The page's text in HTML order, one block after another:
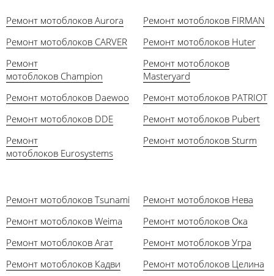
Ремонт мотоблоков Aurora
Ремонт мотоблоков CARVER
Ремонт
мотоблоков Champion
Ремонт мотоблоков Daewoo
Ремонт мотоблоков DDE
Ремонт
мотоблоков Eurosystems
Ремонт мотоблоков FIRMAN
Ремонт мотоблоков Huter
Ремонт мотоблоков
Masteryard
Ремонт мотоблоков PATRIOT
Ремонт мотоблоков Pubert
Ремонт мотоблоков Sturm
Ремонт мотоблоков Tsunami
Ремонт мотоблоков Weima
Ремонт мотоблоков Агат
Ремонт мотоблоков Кадви
Ремонт мотоблоков Нева
Ремонт мотоблоков Ока
Ремонт мотоблоков Угра
Ремонт мотоблоков Целина